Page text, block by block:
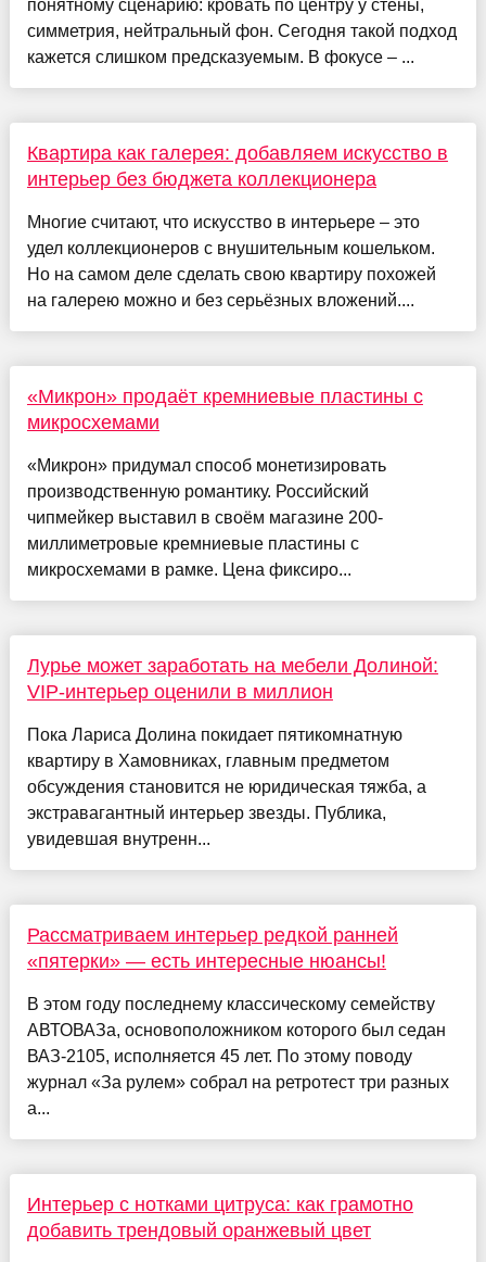
понятному сценарию: кровать по центру у стены,
симметрия, нейтральный фон. Сегодня такой подход
кажется слишком предсказуемым. В фокусе – ...
Квартира как галерея: добавляем искусство в
интерьер без бюджета коллекционера
Многие считают, что искусство в интерьере – это
удел коллекционеров с внушительным кошельком.
Но на самом деле сделать свою квартиру похожей
на галерею можно и без серьёзных вложений....
«Микрон» продаёт кремниевые пластины с
микросхемами
«Микрон» придумал способ монетизировать
производственную романтику. Российский
чипмейкер выставил в своём магазине 200-
миллиметровые кремниевые пластины с
микросхемами в рамке. Цена фиксиро...
Лурье может заработать на мебели Долиной:
VIP-интерьер оценили в миллион
Пока Лариса Долина покидает пятикомнатную
квартиру в Хамовниках, главным предметом
обсуждения становится не юридическая тяжба, а
экстравагантный интерьер звезды. Публика,
увидевшая внутренн...
Рассматриваем интерьер редкой ранней
«пятерки» — есть интересные нюансы!
В этом году последнему классическому семейству
АВТОВАЗа, основоположником которого был седан
ВАЗ-2105, исполняется 45 лет. По этому поводу
журнал «За рулем» собрал на ретротест три разных
а...
Интерьер с нотками цитруса: как грамотно
добавить трендовый оранжевый цвет